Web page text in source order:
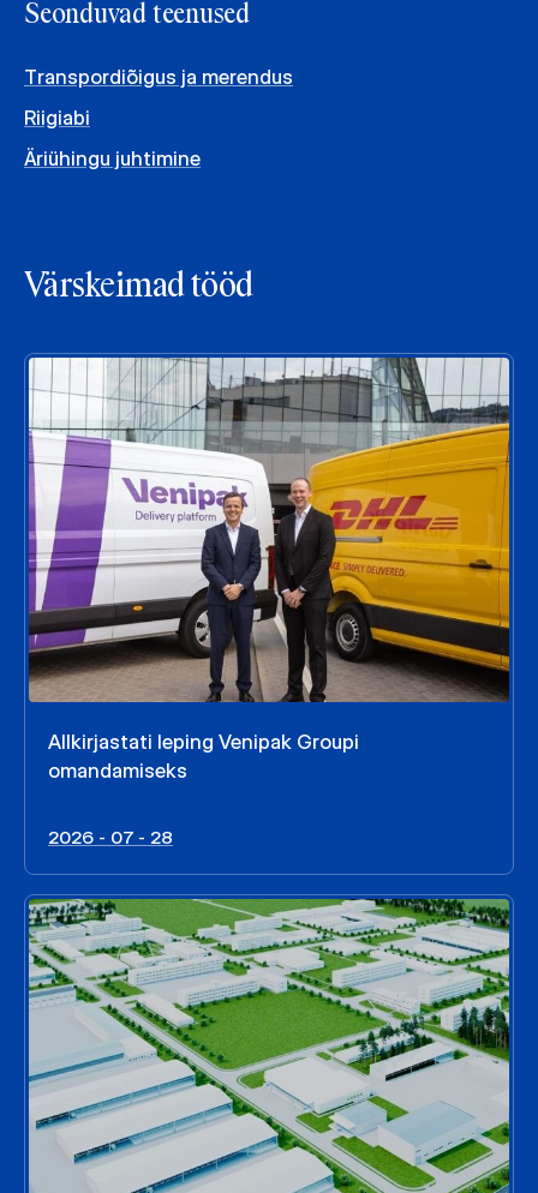
Seonduvad teenused
Transpordiõigus ja merendus
Riigiabi
Äriühingu juhtimine
Värskeimad tööd
Allkirjastati leping Venipak Groupi
omandamiseks
2026 - 07 - 28